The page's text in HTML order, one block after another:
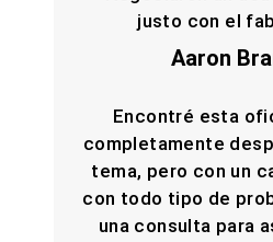
justo con el
Aaron
Encontré esta
completamente
tema, pero con un
con todo tipo de
una consulta para